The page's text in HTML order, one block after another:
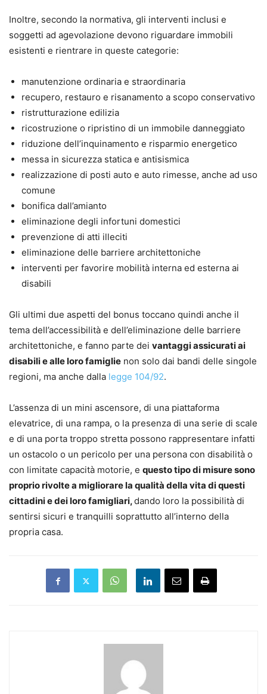
Inoltre, secondo la normativa, gli interventi inclusi e
soggetti ad agevolazione devono riguardare immobili
esistenti e rientrare in queste categorie:
manutenzione ordinaria e straordinaria
recupero, restauro e risanamento a scopo conservativo
ristrutturazione edilizia
ricostruzione o ripristino di un immobile danneggiato
riduzione dell’inquinamento e risparmio energetico
messa in sicurezza statica e antisismica
realizzazione di posti auto e auto rimesse, anche ad uso
comune
bonifica dall’amianto
eliminazione degli infortuni domestici
prevenzione di atti illeciti
eliminazione delle barriere architettoniche
interventi per favorire mobilità interna ed esterna ai
disabili
Gli ultimi due aspetti del bonus toccano quindi anche il
tema dell’accessibilità e dell’eliminazione delle barriere
architettoniche, e fanno parte dei vantaggi assicurati ai
disabili e alle loro famiglie non solo dai bandi delle singole
regioni, ma anche dalla legge 104/92.
L’assenza di un mini ascensore, di una piattaforma
elevatrice, di una rampa, o la presenza di una serie di scale
e di una porta troppo stretta possono rappresentare infatti
un ostacolo o un pericolo per una persona con disabilità o
con limitate capacità motorie, e questo tipo di misure sono
proprio rivolte a migliorare la qualità della vita di questi
cittadini e dei loro famigliari,dando loro la possibilità di
sentirsi sicuri e tranquilli soprattutto all’interno della
propria casa.